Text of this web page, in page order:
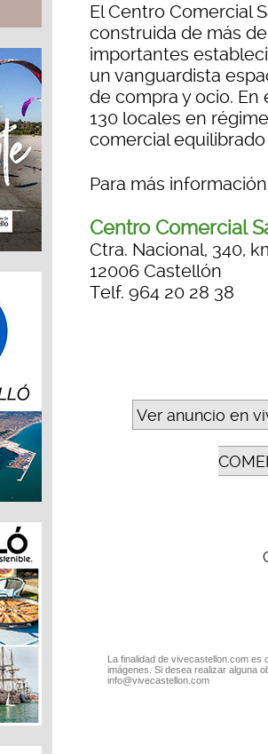
El Centro Comercial
construida de más
importantes
un vanguardista
de compra y ocio.
130 locales en
comercial
Para más
Centro Comercial
Ctra. Nacional, 340,
12006 Castellón
Telf. 964 20 28 38
Ver anuncio en
La finalidad de vivecastellon.com
imágenes. Si desea realizar alguna
info@vivecastellon.com